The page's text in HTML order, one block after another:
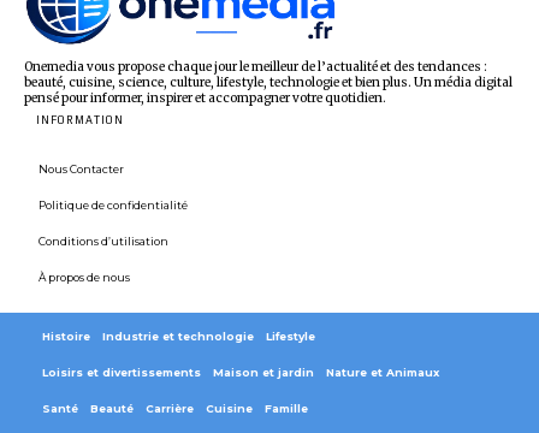
Onemedia vous propose chaque jour le meilleur de l’actualité et des tendances :
beauté, cuisine, science, culture, lifestyle, technologie et bien plus. Un média digital
pensé pour informer, inspirer et accompagner votre quotidien.
INFORMATION
Nous Contacter
Politique de confidentialité
Conditions d’utilisation
À propos de nous
Histoire Industrie et technologie Lifestyle
Loisirs et divertissements Maison et jardin Nature et Animaux
Santé Beauté Carrière Cuisine Famille